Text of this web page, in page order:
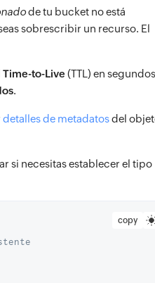
de tu bucket no está
sobrescribir un recurso. El
Time-to-Live (TTL) en segundos
.
detalles de metadatosdel
si necesitas establecer el tipo
copy